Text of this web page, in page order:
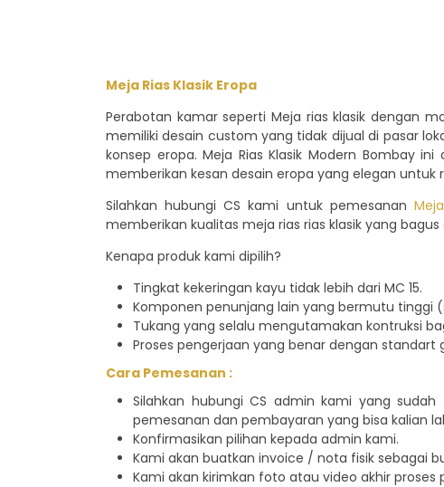
Meja Rias Klasik Eropa
Perabotan kamar seperti Meja rias klasik dengan
memiliki desain custom yang tidak dijual di pasar
konsep eropa. Meja Rias Klasik Modern Bombay
memberikan kesan desain eropa yang elegan
Silahkan hubungi CS kami untuk pemesanan
memberikan kualitas meja rias rias klasik yang
Kenapa produk kami dipilih?
Tingkat kekeringan kayu tidak lebih dari MC 15.
Komponen penunjang lain yang bermutu tinggi
Tukang yang selalu mengutamakan kontruksi
Proses pengerjaan yang benar dengan standart
Cara Pemesanan :
Silahkan hubungi CS admin kami yang
pemesanan dan pembayaran yang bisa kalian
Konfirmasikan pilihan kepada admin kami.
Kami akan buatkan invoice / nota fisik sebagai
Kami akan kirimkan foto atau video akhir proses